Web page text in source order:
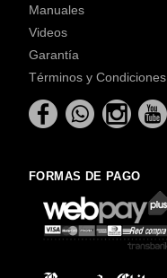
Manuales
Videos
Garantía
Términos y Condiciones
FORMAS DE PAGO